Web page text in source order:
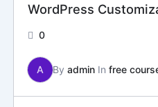
WordPress
0
A By adminIn free